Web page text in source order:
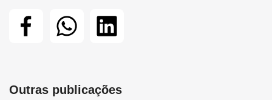
Outras publicações